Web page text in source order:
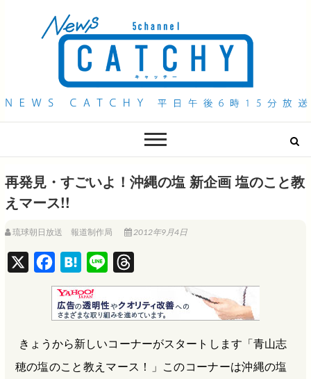
QAB NEWS Headline
再発見・すごいよ！沖縄の塩 新企画 塩のこと教
えマース!!
琉球朝日放送 報道制作局 2012年9月4日
a
c
e
b
o
H
a
t
e
n
a
i
n
e
h
r
e
a
d
きょうから新しいコーナーがスタートします「青山志
穂の塩のこと教えマース！」このコーナーは沖縄の塩